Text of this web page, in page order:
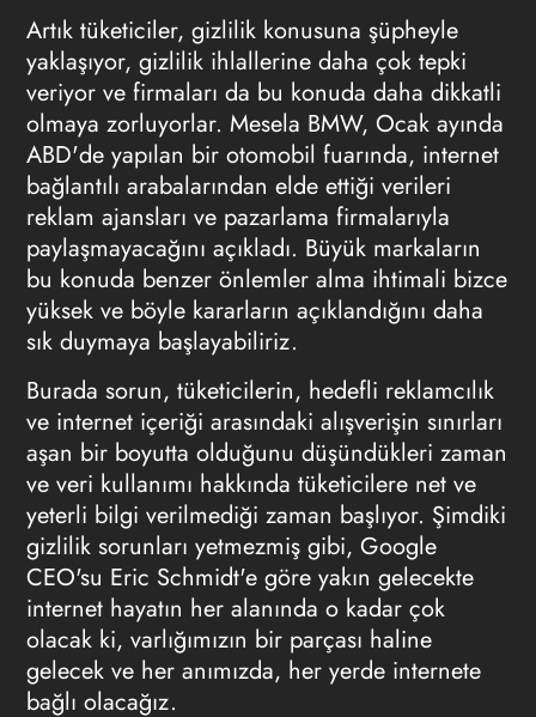
Artık tüketiciler, gizlilik konusuna şüpheyle
yaklaşıyor, gizlilik ihlallerine daha çok tepki
veriyor ve firmaları da bu konuda daha dikkatli
olmaya zorluyorlar. Mesela BMW, Ocak ayında
ABD'de yapılan bir otomobil fuarında, internet
bağlantılı arabalarından elde ettiği verileri
reklam ajansları ve pazarlama firmalarıyla
paylaşmayacağını açıkladı. Büyük markaların
bu konuda benzer önlemler alma ihtimali bizce
yüksek ve böyle kararların açıklandığını daha
sık duymaya başlayabiliriz.
Burada sorun, tüketicilerin, hedefli reklamcılık
ve internet içeriği arasındaki alışverişin sınırları
aşan bir boyutta olduğunu düşündükleri zaman
ve veri kullanımı hakkında tüketicilere net ve
yeterli bilgi verilmediği zaman başlıyor. Şimdiki
gizlilik sorunları yetmezmiş gibi, Google
CEO'su Eric Schmidt'e göre yakın gelecekte
internet hayatın her alanında o kadar çok
olacak ki, varlığımızın bir parçası haline
gelecek ve her anımızda, her yerde internete
bağlı olacağız.